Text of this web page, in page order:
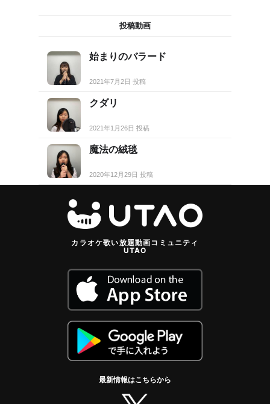
投稿動画
始まりのバラード
2021年7月2日 投稿
クダリ
2021年1月26日 投稿
魔法の絨毯
2020年12月29日 投稿
カラオケ歌い放題動画コミュニティ
UTAO
最新情報はこちらから